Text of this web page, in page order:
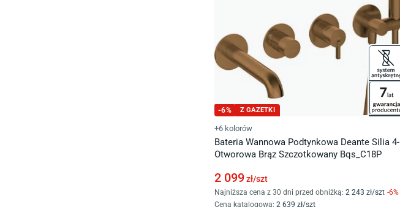
-6% Z GAZETKI
+6 kolorów
Bateria Wannowa Podtynkowa Deante Silia 4-
Otworowa Brąz Szczotkowany Bqs_C18P
2 099zł/szt
Najniższa cena z 30 dni przed obniżką: 2 243 zł/szt -6%
Cena katalogowa: 2 639 zł/szt